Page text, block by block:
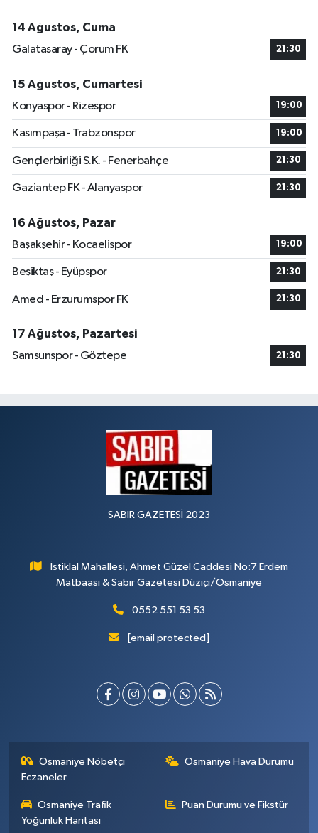
14 Ağustos, Cuma
Galatasaray - Çorum FK
21:30
15 Ağustos, Cumartesi
Konyaspor - Rizespor
19:00
Kasımpaşa - Trabzonspor 19:00
Gençlerbirliği S.K. - Fenerbahçe 21:30
Gaziantep FK - Alanyaspor 21:30
16 Ağustos, Pazar
Başakşehir - Kocaelispor
19:00
Beşiktaş - Eyüpspor 21:30
Amed - Erzurumspor FK 21:30
17 Ağustos, Pazartesi
Samsunspor - Göztepe
21:30
SABIR GAZETESİ 2023
İstiklal Mahallesi, Ahmet Güzel Caddesi No:7 Erdem
Matbaası & Sabır Gazetesi Düziçi/Osmaniye
0552 551 53 53
[email protected]
Osmaniye Nöbetçi
Eczaneler
Osmaniye Hava Durumu
Osmaniye Trafik
Yoğunluk Haritası
Puan Durumu ve Fikstür